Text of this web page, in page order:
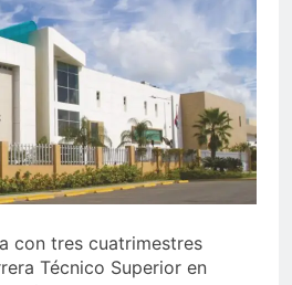
Sector de bancas deportivas
plantea posición sobre
proyecto de Ley General de
Juegos de Azar
4 Días Ago
con tres cuatrimestres
Técnico Superior en